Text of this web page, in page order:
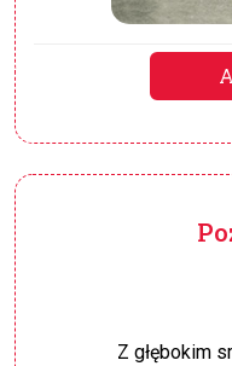
Z głębokim